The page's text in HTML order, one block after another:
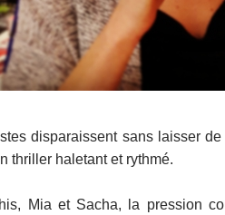
disparaissent sans laisser
thriller haletant et rythmé.
Mia et Sacha, la pression